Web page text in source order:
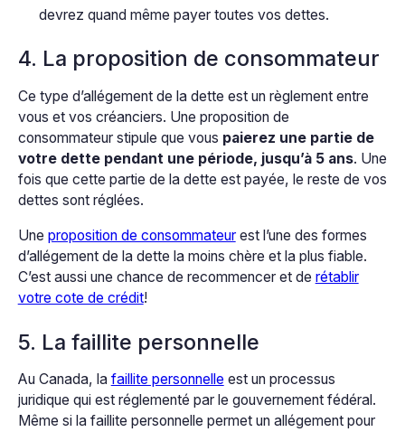
devrez quand même payer toutes vos dettes.
4. La proposition de consommateur
Ce type d’allégement de la dette est un règlement entre
vous et vos créanciers. Une proposition de
consommateur stipule que vous paierez une partie de
votre dette pendant une période, jusqu’à 5 ans. Une
fois que cette partie de la dette est payée, le reste de vos
dettes sont réglées.
Une proposition de consommateurest l’une des formes
d’allégement de la dette la moins chère et la plus fiable.
C’est aussi une chance de recommencer et de rétablir
votre cote de crédit!
5. La faillite personnelle
Au Canada, la faillite personnelle est un processus
juridique qui est réglementé par le gouvernement fédéral.
Même si la faillite personnelle permet un allégement pour